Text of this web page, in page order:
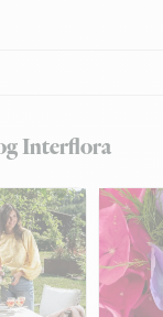
Interflora